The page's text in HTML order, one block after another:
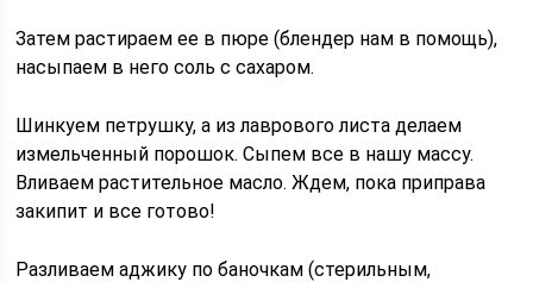
Затем растираем ее в пюре (блендер нам в помощь),
насыпаем в него соль с сахаром.
Шинкуем петрушку, а из лаврового листа делаем
измельченный порошок. Сыпем все в нашу массу.
Вливаем растительное масло. Ждем, пока приправа
закипит и все готово!
Разливаем аджику по баночкам (стерильным,